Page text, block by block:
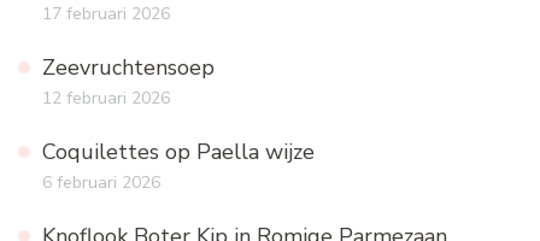
17 februari 2026
Zeevruchtensoep
12 februari 2026
Coquilettes op Paella wijze
6 februari 2026